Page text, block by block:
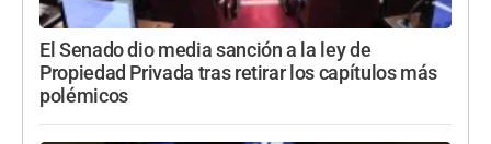
El Senado dio media sanción a la ley de
Propiedad Privada tras retirar los capítulos más
polémicos